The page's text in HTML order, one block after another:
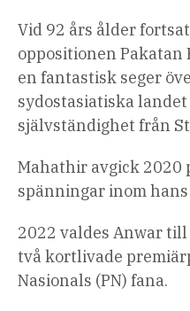
Vid 92 års ålder
oppositionen
en fantastisk seger
sydostasiatiska
självständighet från
Mahathir avgick 2020
spänningar inom
2022 valdes Anwar
två kortlivade
Nasionals (PN) fana.